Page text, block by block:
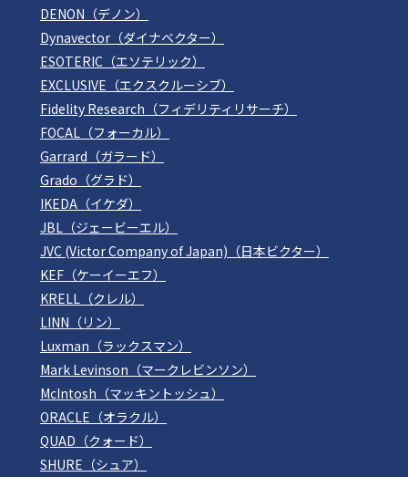
DENON（デノン）
Dynavector（ダイナベクター）
ESOTERIC（エソテリック）
EXCLUSIVE（エクスクルーシブ）
Fidelity Research（フィデリティリサーチ）
FOCAL（フォーカル）
Garrard（ガラード）
Grado（グラド）
IKEDA（イケダ）
JBL（ジェービーエル）
JVC (Victor Company of Japan)（日本ビクター）
KEF（ケーイーエフ）
KRELL（クレル）
LINN（リン）
Luxman（ラックスマン）
Mark Levinson（マークレビンソン）
McIntosh（マッキントッシュ）
ORACLE（オラクル）
QUAD（クォード）
SHURE（シュア）